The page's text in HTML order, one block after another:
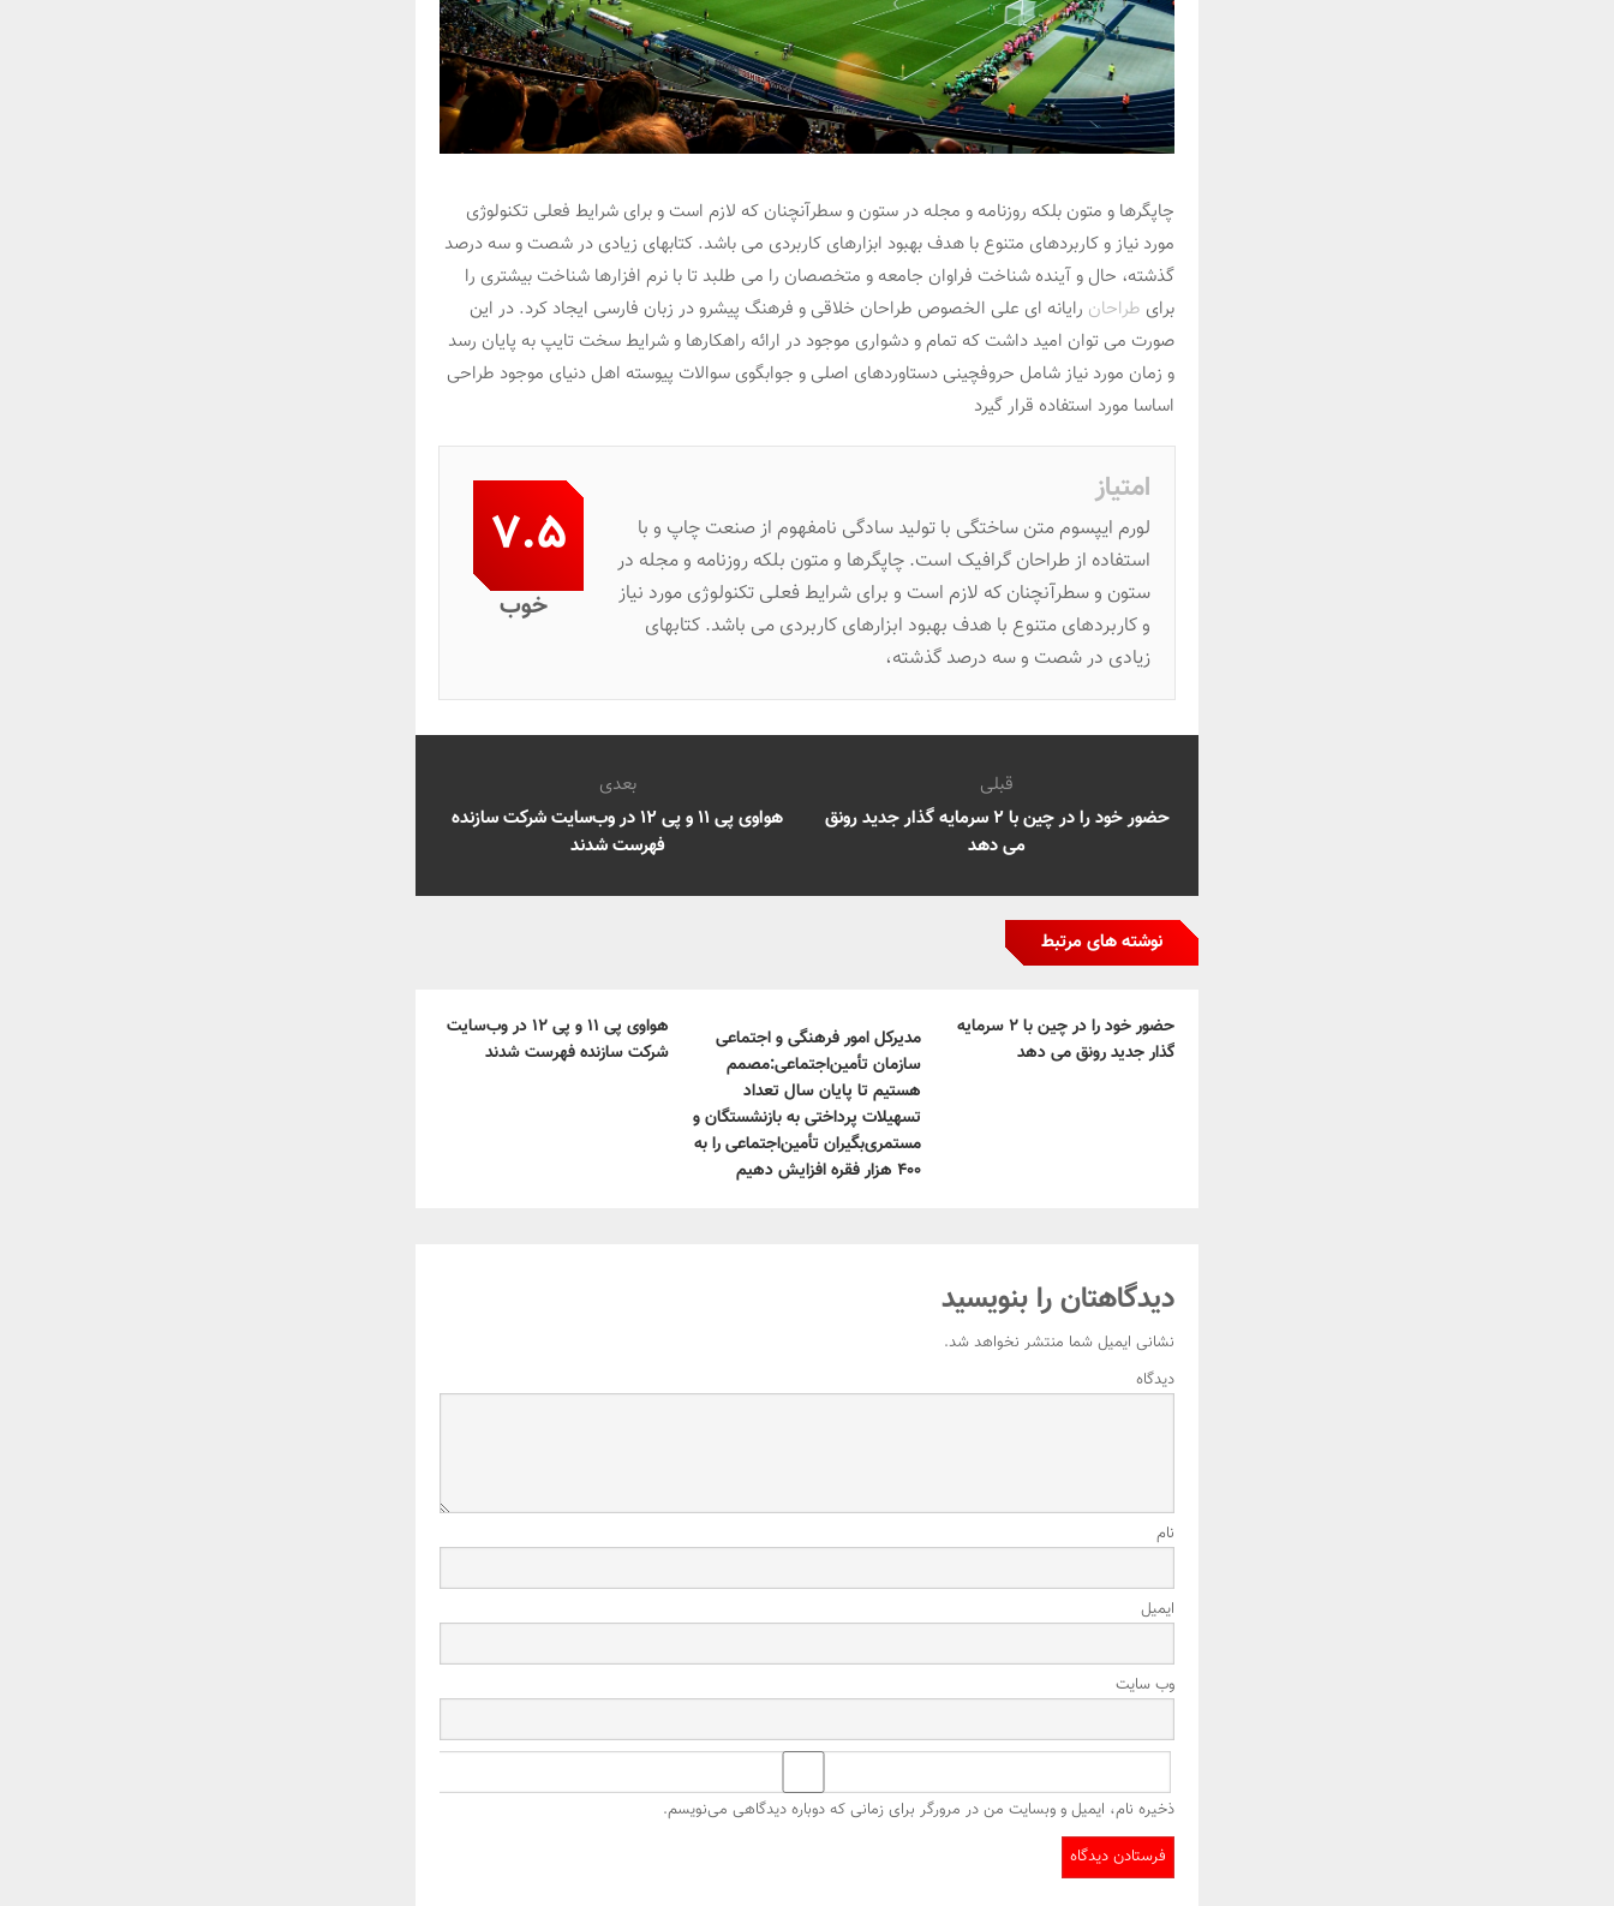
چاپگرها و متون بلکه روزنامه و مجله در ستون و سطرآنچنان که لازم است و برای شرایط فعلی تکنولوژی
مورد نیاز و کاربردهای متنوع با هدف بهبود ابزارهای کاربردی می باشد. کتابهای زیادی در شصت و سه درصد
گذشته، حال و آینده شناخت فراوان جامعه و متخصصان را می طلبد تا با نرم افزارها شناخت بیشتری را
برای طراحان رایانه ای علی الخصوص طراحان خلاقی و فرهنگ پیشرو در زبان فارسی ایجاد کرد. در این
صورت می توان امید داشت که تمام و دشواری موجود در ارائه راهکارها و شرایط سخت تایپ به پایان رسد
و زمان مورد نیاز شامل حروفچینی دستاوردهای اصلی و جوابگوی سوالات پیوسته اهل دنیای موجود طراحی
اساسا مورد استفاده قرار گیرد
امتیاز
لورم ایپسوم متن ساختگی با تولید سادگی نامفهوم از صنعت چاپ و با
استفاده از طراحان گرافیک است. چاپگرها و متون بلکه روزنامه و مجله در
ستون و سطرآنچنان که لازم است و برای شرایط فعلی تکنولوژی مورد نیاز
و کاربردهای متنوع با هدف بهبود ابزارهای کاربردی می باشد. کتابهای
زیادی در شصت و سه درصد گذشته،
۷.۵
خوب
قبلی
حضور خود را در چین با ۲ سرمایه گذار جدید رونق
می دهد
بعدی
هواوی پی ۱۱ و پی ۱۲ در وب‌سایت شرکت سازنده
فهرست شدند
نوشته های مرتبط
حضور خود را در چین با ۲ سرمایه
گذار جدید رونق می دهد
مدیرکل امور فرهنگی و اجتماعی
سازمان تأمین‌اجتماعی:‌مصمم
هستیم تا پایان سال تعداد
تسهیلات پرداختی به بازنشستگان و
مستمری‌بگیران تأمین‌اجتماعی را به
۴۰۰ هزار فقره افزایش دهیم
هواوی پی ۱۱ و پی ۱۲ در وب‌سایت
شرکت سازنده فهرست شدند
دیدگاهتان را بنویسید
نشانی ایمیل شما منتشر نخواهد شد.
دیدگاه
نام
ایمیل
وب‌ سایت
ذخیره نام، ایمیل و وبسایت من در مرورگر برای زمانی که دوباره دیدگاهی می‌نویسم.